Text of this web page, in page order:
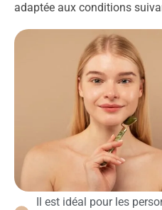
adaptée aux conditions
Il est idéal pour les